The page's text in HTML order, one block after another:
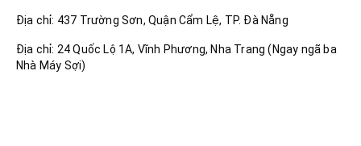
Địa chỉ: 437 Trường Sơn, Quận Cẩm Lệ, TP. Đà Nẵng
Địa chỉ: 24 Quốc Lộ 1A, Vĩnh Phương, Nha Trang (Ngay ngã ba
Nhà Máy Sợi)